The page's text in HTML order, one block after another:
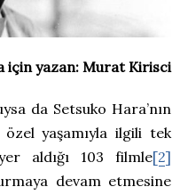
için yazan: Murat Kirisci
da Setsuko Hara’nın
özel yaşamıyla ilgili tek
aldığı 103 filmle[2]
devam etmesine